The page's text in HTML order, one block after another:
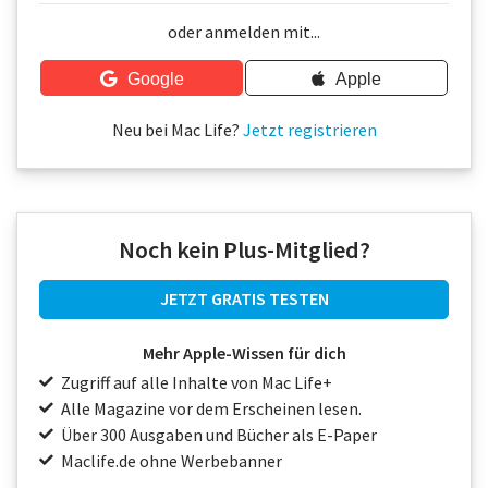
Mac Life+
oder anmelden mit...
Google Apple
Neu bei Mac Life? Jetzt registrieren
Noch kein Plus-Mitglied?
JETZT GRATIS TESTEN
Mehr Apple-Wissen für dich
Zugriff auf alle Inhalte von Mac Life+
Alle Magazine vor dem Erscheinen lesen.
Über 300 Ausgaben und Bücher als E-Paper
Maclife.de ohne Werbebanner